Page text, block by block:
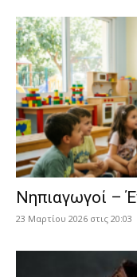
Νηπιαγωγοί –
23 Μαρτίου 2026 στις 20:03